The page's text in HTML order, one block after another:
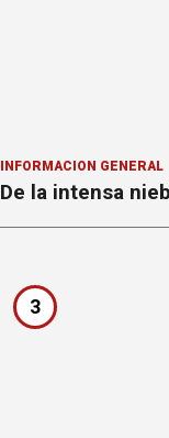
INFORMACION GENERAL
De la intensa
3